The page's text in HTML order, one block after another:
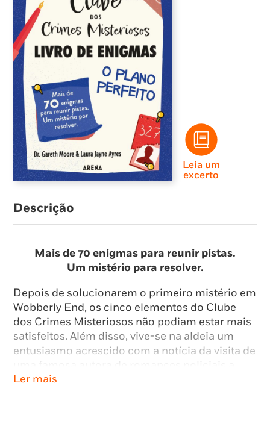
Leia um
excerto
Descrição
Mais de 70 enigmas para reunir pistas.
Um mistério para resolver.
Depois de solucionarem o primeiro mistério em
Wobberly End, os cinco elementos do Clube
dos Crimes Misteriosos não podiam estar mais
satisfeitos. Além disso, vive-se na aldeia um
entusiasmo acrescido com a notícia da visita de
Wobberly End. Mas esse espírito positivo é
Ler mais